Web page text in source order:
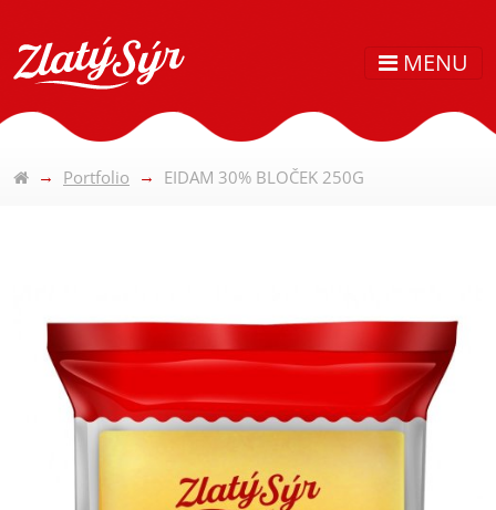
MENU
Portfolio EIDAM 30% BLOČEK 250G